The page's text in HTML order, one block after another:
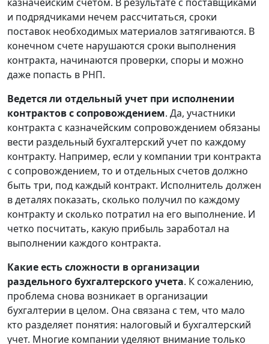
и подрядчиками нечем рассчитаться, сроки
поставок необходимых материалов затягиваются. В
конечном счете нарушаются сроки выполнения
контракта, начинаются проверки, споры и можно
даже попасть в РНП.
Ведется ли отдельный учет при исполнении
контрактов с сопровождением. Да, участники
контракта с казначейским сопровождением обязаны
вести раздельный бухгалтерский учет по каждому
контракту. Например, если у компании три контракта
с сопровождением, то и отдельных счетов должно
быть три, под каждый контракт. Исполнитель должен
в деталях показать, сколько получил по каждому
контракту и сколько потратил на его выполнение. И
четко посчитать, какую прибыль заработал на
выполнении каждого контракта.
Какие есть сложности в организации
раздельного бухгалтерского учета. К сожалению,
проблема снова возникает в организации
бухгалтерии в целом. Она связана с тем, что мало
кто разделяет понятия: налоговый и бухгалтерский
учет. Многие компании уделяют внимание только